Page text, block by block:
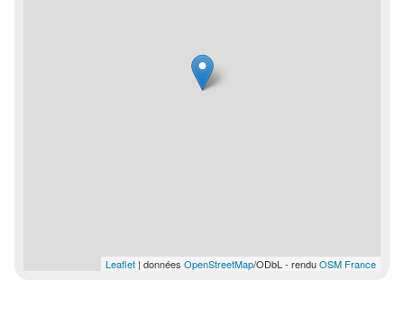
Leaflet | données OpenStreetMap/ODbL - renduOSM France